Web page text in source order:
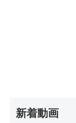
新着動画